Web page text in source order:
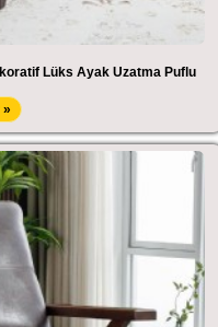
Lüks Ayak Uzatma Puflu
»